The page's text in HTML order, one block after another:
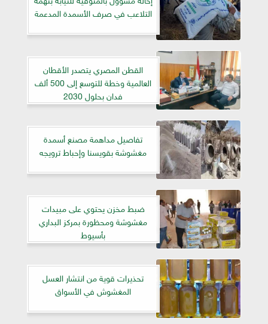
التلاعب في صرف الأسمدة المدعمة
القطن المصري يتصدر الأقطان
العالمية وخطة للتوسع إلى 500 ألف
فدان بحلول 2030
تفاصيل مداهمة مصنع أسمدة
مغشوشة بقويسنا وإحباط ترويجه
ضبط مخزن يحتوي على مبيدات
مغشوشة ومحظورة بمركز البداري
بأسيوط
تحذيرات قوية من انتشار العسل
المغشوش في الأسواق